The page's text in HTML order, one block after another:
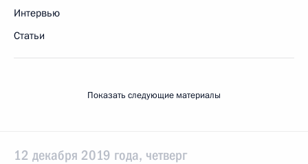
Интервью
Статьи
Показать следующие материалы
12 декабря 2019 года, четверг